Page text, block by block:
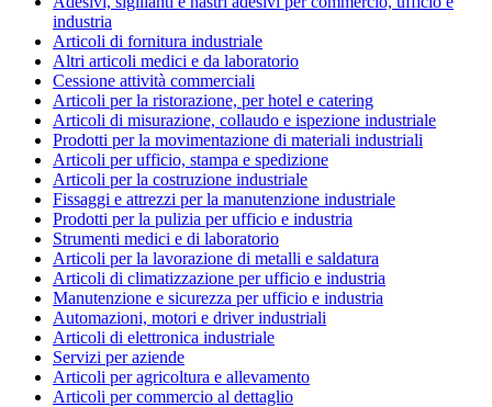
industria
Articoli di fornitura industriale
Altri articoli medici e da laboratorio
Cessione attività commerciali
Articoli per la ristorazione, per hotel e catering
Articoli di misurazione, collaudo e ispezione industriale
Prodotti per la movimentazione di materiali industriali
Articoli per ufficio, stampa e spedizione
Articoli per la costruzione industriale
Fissaggi e attrezzi per la manutenzione industriale
Prodotti per la pulizia per ufficio e industria
Strumenti medici e di laboratorio
Articoli per la lavorazione di metalli e saldatura
Articoli di climatizzazione per ufficio e industria
Manutenzione e sicurezza per ufficio e industria
Automazioni, motori e driver industriali
Articoli di elettronica industriale
Servizi per aziende
Articoli per agricoltura e allevamento
Articoli per commercio al dettaglio